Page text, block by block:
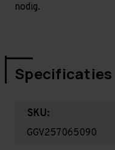
nodig.
Specificaties
SKU:
GGV257065090